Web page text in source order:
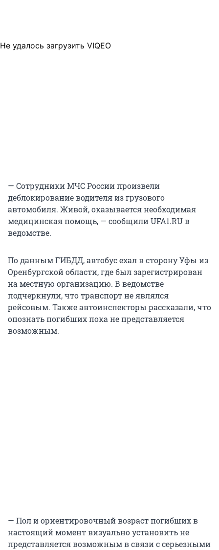
Не удалось загрузить VIQEO
— Сотрудники МЧС России произвели
деблокирование водителя из грузового
автомобиля. Живой, оказывается необходимая
медицинская помощь, — сообщили UFA1.RU в
ведомстве.
По данным ГИБДД, автобус ехал в сторону Уфы из
Оренбургской области, где был зарегистрирован
на местную организацию. В ведомстве
подчеркнули, что транспорт не являлся
рейсовым. Также автоинспекторы рассказали, что
опознать погибших пока не представляется
возможным.
— Пол и ориентировочный возраст погибших в
настоящий момент визуально установить не
представляется возможным в связи с серьезными